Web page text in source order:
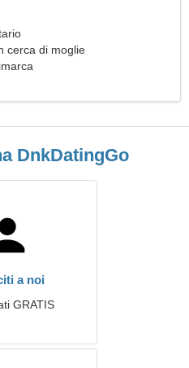
cerca di moglie
DnkDatingGo
a noi
GRATIS